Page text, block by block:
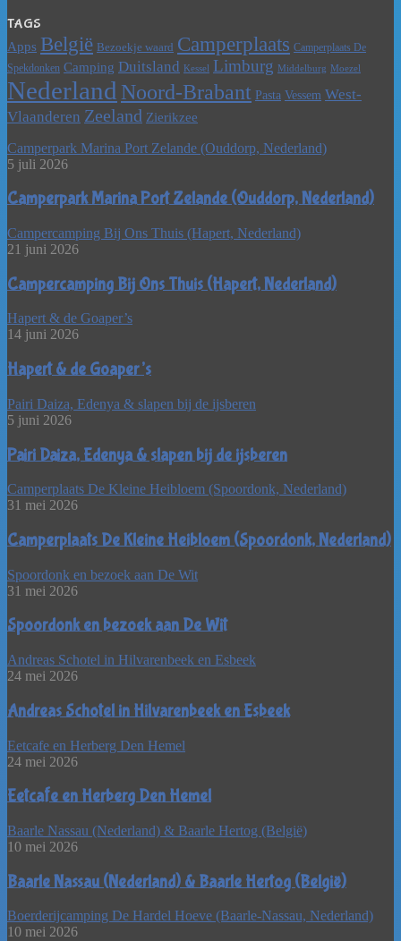
TAGS
Apps België Bezoekje waard Camperplaats Camperplaats De
Spekdonken Camping Duitsland Kessel Limburg Middelburg Moezel
Nederland Noord-Brabant Pasta Vessem West-
Vlaanderen Zeeland Zierikzee
Camperpark Marina Port Zelande (Ouddorp, Nederland)
5 juli 2026
Camperpark Marina Port Zelande (Ouddorp, Nederland)
Campercamping Bij Ons Thuis (Hapert, Nederland)
21 juni 2026
Campercamping Bij Ons Thuis (Hapert, Nederland)
Hapert & de Goaper’s
14 juni 2026
Hapert & de Goaper’s
Pairi Daiza, Edenya & slapen bij de ijsberen
5 juni 2026
Pairi Daiza, Edenya & slapen bij de ijsberen
Camperplaats De Kleine Heibloem (Spoordonk, Nederland)
31 mei 2026
Camperplaats De Kleine Heibloem (Spoordonk, Nederland)
Spoordonk en bezoek aan De Wit
31 mei 2026
Spoordonk en bezoek aan De Wit
Andreas Schotel in Hilvarenbeek en Esbeek
24 mei 2026
Andreas Schotel in Hilvarenbeek en Esbeek
Eetcafe en Herberg Den Hemel
24 mei 2026
Eetcafe en Herberg Den Hemel
Baarle Nassau (Nederland) & Baarle Hertog (België)
10 mei 2026
Baarle Nassau (Nederland) & Baarle Hertog (België)
Boerderijcamping De Hardel Hoeve (Baarle-Nassau, Nederland)
10 mei 2026